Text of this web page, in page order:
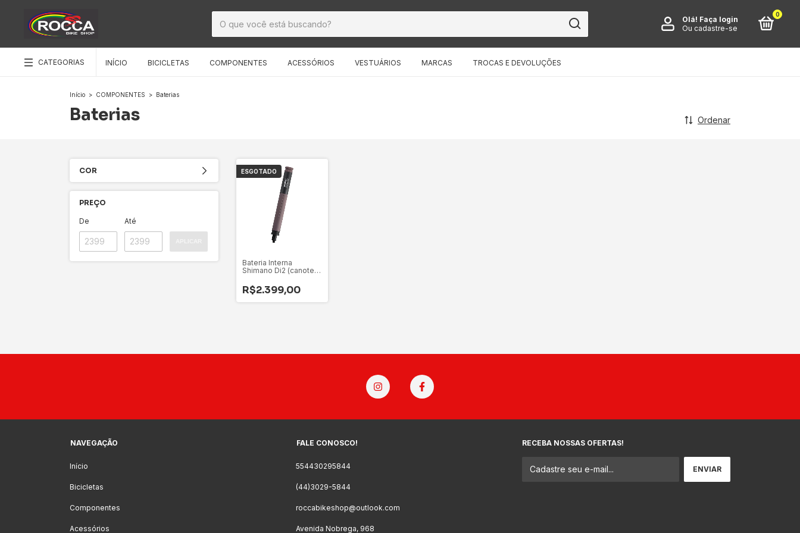
Olá! Faça login
Ou cadastre-se
0
CATEGORIAS INÍCIO BICICLETAS COMPONENTES ACESSÓRIOS VESTUÁRIOS MARCAS TROCAS E DEVOLUÇÕES
Início > COMPONENTES > Baterias
Baterias Ordenar
COR
PREÇO
De Até
ESGOTADO
Bateria Interna
Shimano Di2 (canote)
R$2.399,00
NAVEGAÇÃO
Início
Bicicletas
Componentes
Acessórios
FALE CONOSCO!
554430295844
(44)3029-5844
roccabikeshop@outlook.com
Avenida Nobrega, 968
RECEBA NOSSAS OFERTAS!